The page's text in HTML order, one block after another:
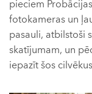
pieciem
fotokameras un
pasauli, atbilstoši
skatījumam, un
iepazīt šos